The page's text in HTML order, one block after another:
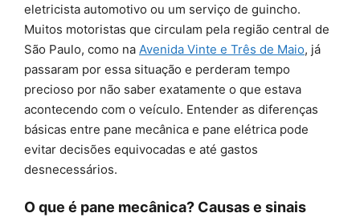
eletricista automotivo ou um serviço de guincho.
Muitos motoristas que circulam pela região central de
São Paulo, como na Avenida Vinte e Três de Maio, já
passaram por essa situação e perderam tempo
precioso por não saber exatamente o que estava
acontecendo com o veículo. Entender as diferenças
básicas entre pane mecânica e pane elétrica pode
evitar decisões equivocadas e até gastos
desnecessários.
O que é pane mecânica? Causas e sinais